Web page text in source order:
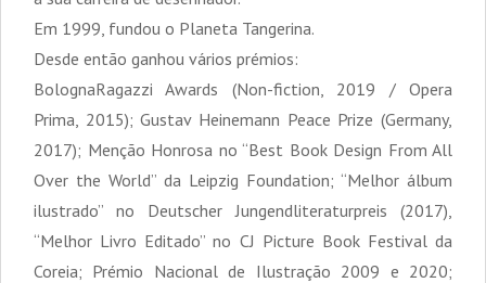
Em 1999, fundou o Planeta Tangerina.
Desde então ganhou vários prémios:
BolognaRagazzi Awards (Non-fiction, 2019 / Opera
Prima, 2015); Gustav Heinemann Peace Prize (Germany,
2017); Menção Honrosa no “Best Book Design From All
Over the World” da Leipzig Foundation; “Melhor álbum
ilustrado” no Deutscher Jungendliteraturpreis (2017),
“Melhor Livro Editado” no CJ Picture Book Festival da
Coreia; Prémio Nacional de Ilustração 2009 e 2020;